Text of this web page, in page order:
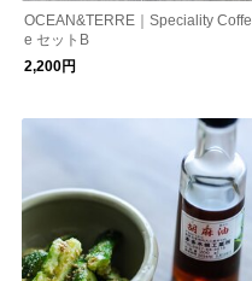
OCEAN&TERRE｜Speciality Coffe
e セットB
2,200円